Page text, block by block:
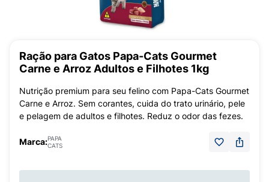
Ração para Gatos Papa-Cats Gourmet
Carne e Arroz Adultos e Filhotes 1kg
Nutrição premium para seu felino com Papa-Cats Gourmet
Carne e Arroz. Sem corantes, cuida do trato urinário, pele
e pelagem de adultos e filhotes. Reduz o odor das fezes.
Marca:PAPA
CATS